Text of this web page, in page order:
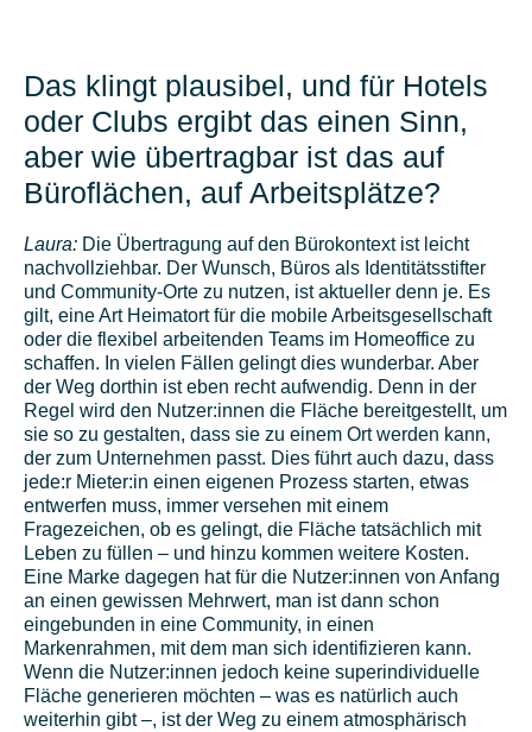
Das klingt plausibel, und für Hotels
oder Clubs ergibt das einen Sinn,
aber wie übertragbar ist das auf
Büroflächen, auf Arbeitsplätze?
Laura: Die Übertragung auf den Bürokontext ist leicht
nachvollziehbar. Der Wunsch, Büros als Identitätsstifter
und Community-Orte zu nutzen, ist aktueller denn je. Es
gilt, eine Art Heimatort für die mobile Arbeitsgesellschaft
oder die flexibel arbeitenden Teams im Homeoffice zu
schaffen. In vielen Fällen gelingt dies wunderbar. Aber
der Weg dorthin ist eben recht aufwendig. Denn in der
Regel wird den Nutzer:innen die Fläche bereitgestellt, um
sie so zu gestalten, dass sie zu einem Ort werden kann,
der zum Unternehmen passt. Dies führt auch dazu, dass
jede:r Mieter:in einen eigenen Prozess starten, etwas
entwerfen muss, immer versehen mit einem
Fragezeichen, ob es gelingt, die Fläche tatsächlich mit
Leben zu füllen – und hinzu kommen weitere Kosten.
Eine Marke dagegen hat für die Nutzer:innen von Anfang
an einen gewissen Mehrwert, man ist dann schon
eingebunden in eine Community, in einen
Markenrahmen, mit dem man sich identifizieren kann.
Wenn die Nutzer:innen jedoch keine superindividuelle
Fläche generieren möchten – was es natürlich auch
weiterhin gibt –, ist der Weg zu einem atmosphärisch